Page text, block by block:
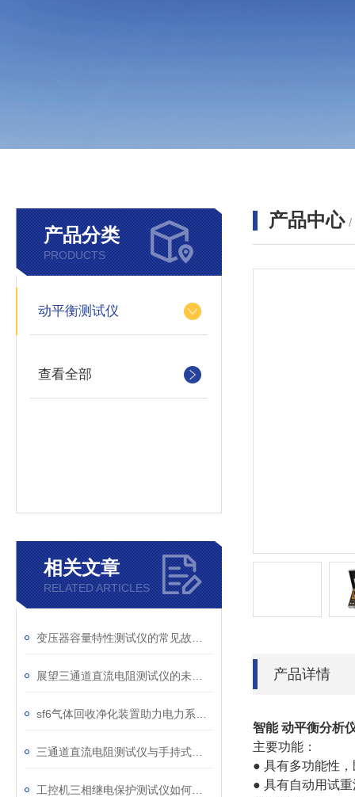
产品分类
PRODUCTS
动平衡测试仪
查看全部
相关文章
RELATED ARTICLES
产品中心 /
产品详情
智能 动平衡分析
主要功能：
● 具有多功能性
● 具有自动用试